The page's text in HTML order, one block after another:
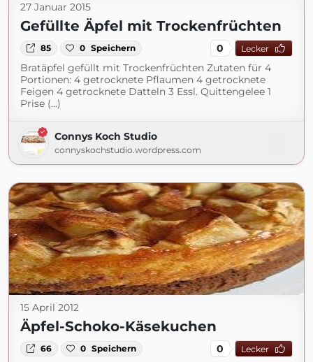
27 Januar 2015
Gefüllte Äpfel mit Trockenfrüchten
85 0 Speichern 0 Lecker
Bratäpfel gefüllt mit Trockenfrüchten Zutaten für 4
Portionen: 4 getrocknete Pflaumen 4 getrocknete
Feigen 4 getrocknete Datteln 3 Essl. Quittengelee 1
Prise (...)
Connys Koch Studio
connyskochstudio.wordpress.com
15 April 2012
Äpfel-Schoko-Käsekuchen
66 0 Speichern 0 Lecker